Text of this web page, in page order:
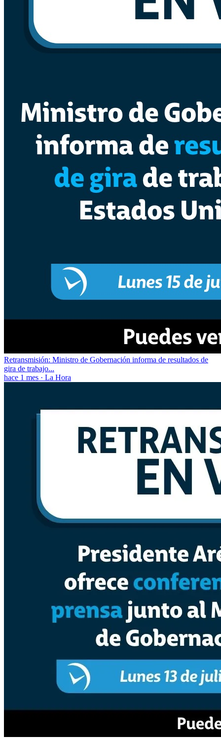
Retransmisión: Ministro de Gobernación informa de resultados de
gira de trabajo...
hace 1 mes · La Hora